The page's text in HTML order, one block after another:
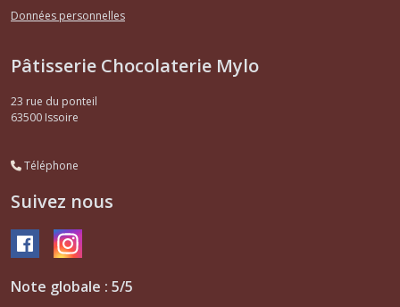
Données personnelles
Pâtisserie Chocolaterie Mylo
23 rue du ponteil
63500 Issoire
Téléphone
Suivez nous
Note globale : 5/5